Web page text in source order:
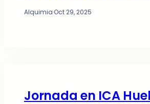
Alquimia·Oct 29, 2025
Jornada en ICA